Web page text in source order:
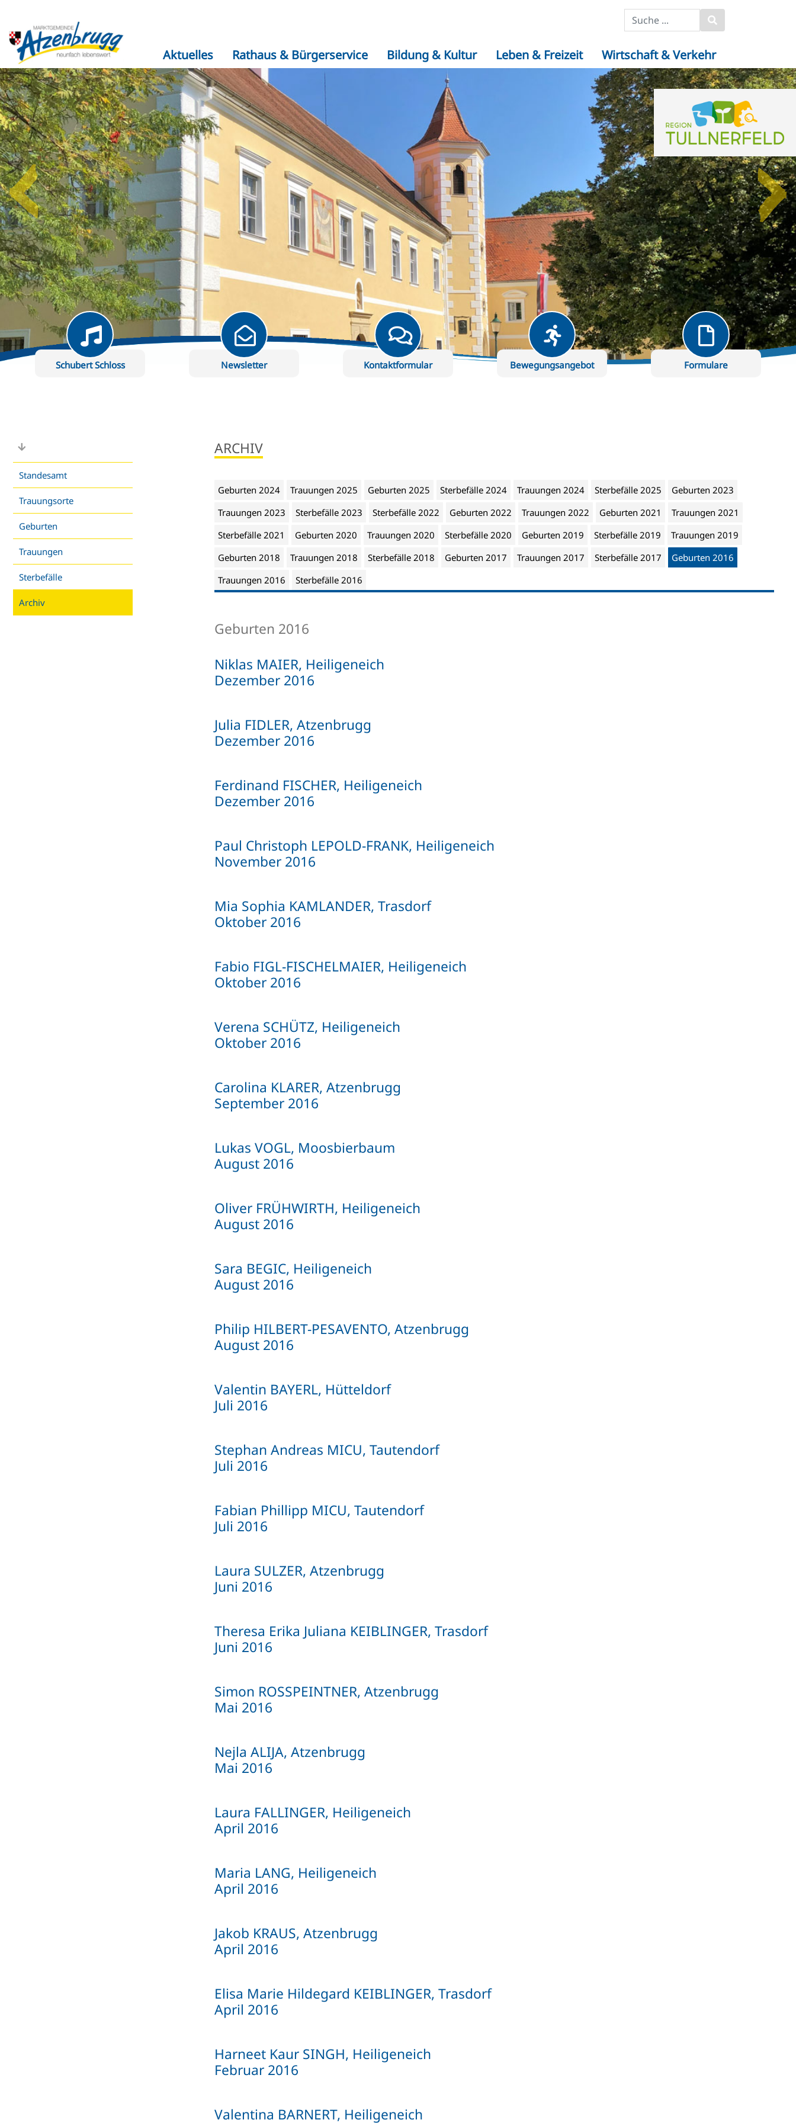
Aktuelles Rathaus & Bürgerservice Bildung & Kultur Leben & Freizeit Wirtschaft & Verkehr
Schubert Schloss Newsletter Kontaktformular Bewegungsangebot Formulare
Standesamt
Trauungsorte
Geburten
Trauungen
Sterbefälle
Archiv
ARCHIV
Geburten 2024 Trauungen 2025 Geburten 2025 Sterbefälle 2024 Trauungen 2024 Sterbefälle 2025
Geburten 2023
Trauungen 2023
Sterbefälle 2023 Sterbefälle 2022 Geburten 2022 Trauungen 2022 Geburten 2021
Trauungen 2021
Sterbefälle 2021
Geburten 2020 Trauungen 2020 Sterbefälle 2020 Geburten 2019 Sterbefälle 2019
Trauungen 2019
Geburten 2018
Trauungen 2018 Sterbefälle 2018 Geburten 2017 Trauungen 2017 Sterbefälle 2017
Geburten 2016
Trauungen 2016
Sterbefälle 2016
Geburten 2016
Niklas MAIER, Heiligeneich
Dezember 2016
Julia FIDLER, Atzenbrugg
Dezember 2016
Ferdinand FISCHER, Heiligeneich
Dezember 2016
Paul Christoph LEPOLD-FRANK, Heiligeneich
November 2016
Mia Sophia KAMLANDER, Trasdorf
Oktober 2016
Fabio FIGL-FISCHELMAIER, Heiligeneich
Oktober 2016
Verena SCHÜTZ, Heiligeneich
Oktober 2016
Carolina KLARER, Atzenbrugg
September 2016
Lukas VOGL, Moosbierbaum
August 2016
Oliver FRÜHWIRTH, Heiligeneich
August 2016
Sara BEGIC, Heiligeneich
August 2016
Philip HILBERT-PESAVENTO, Atzenbrugg
August 2016
Valentin BAYERL, Hütteldorf
Juli 2016
Stephan Andreas MICU, Tautendorf
Juli 2016
Fabian Phillipp MICU, Tautendorf
Juli 2016
Laura SULZER, Atzenbrugg
Juni 2016
Theresa Erika Juliana KEIBLINGER, Trasdorf
Juni 2016
Simon ROSSPEINTNER, Atzenbrugg
Mai 2016
Nejla ALIJA, Atzenbrugg
Mai 2016
Laura FALLINGER, Heiligeneich
April 2016
Maria LANG, Heiligeneich
April 2016
Jakob KRAUS, Atzenbrugg
April 2016
Elisa Marie Hildegard KEIBLINGER, Trasdorf
April 2016
Harneet Kaur SINGH, Heiligeneich
Februar 2016
Valentina BARNERT, Heiligeneich